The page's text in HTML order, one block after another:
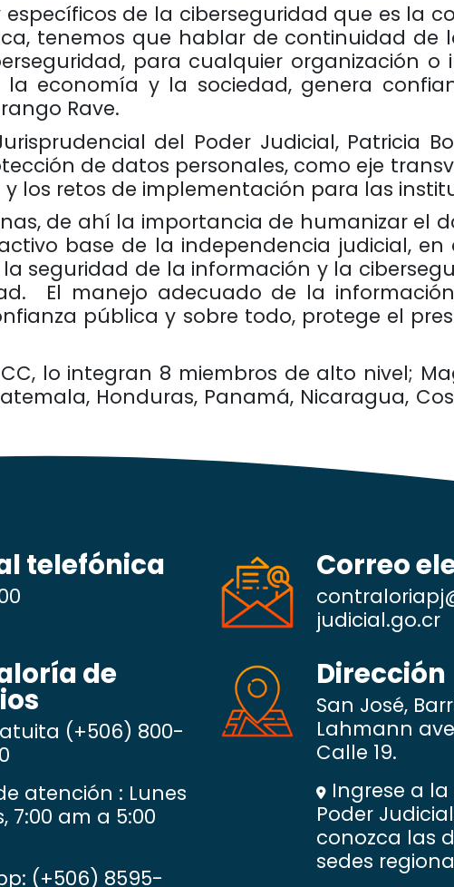
específicos de la ciberseguridad que es la
tenemos que hablar de continuidad de
para cualquier organización o
economía y la sociedad, genera
Rave.
del Poder Judicial, Patricia
de datos personales, como eje
los retos de implementación para las
de ahí la importancia de humanizar el
base de la independencia judicial,
seguridad de la información y la
El manejo adecuado de la
pública y sobre todo, protege el
lo integran 8 miembros de alto nivel;
Honduras, Panamá, Nicaragua,
telefónica
de
(+506) 800-
atención : Lunes
7:00 am a 5:00
(+506) 8595-
Correo
judicial.go.cr
Dirección
San José,
Lahmann
Calle 19.
Ingrese a
Poder
conozca las
sedes